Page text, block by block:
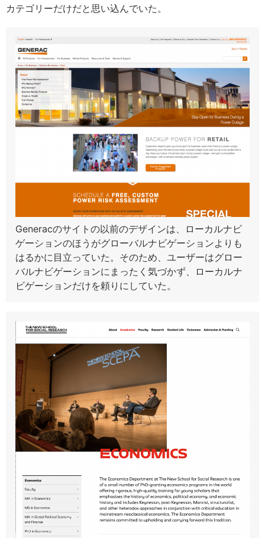
カテゴリーだけだと思い込んでいた。
Generacのサイトの以前のデザインは、ローカルナビ
ゲーションのほうがグローバルナビゲーションよりも
はるかに目立っていた。そのため、ユーザーはグロー
バルナビゲーションにまったく気づかず、ローカルナ
ビゲーションだけを頼りにしていた。